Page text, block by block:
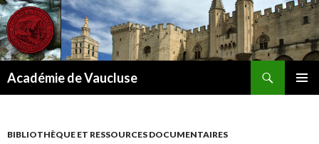
Académie de Vaucluse
BIBLIOTHÈQUE ET RESSOURCES DOCUMENTAIRES